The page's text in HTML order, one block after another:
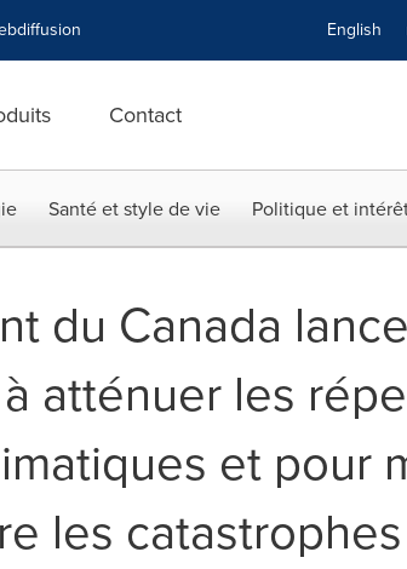
English
Contact
Santé et style de vie Politique et
du Canada
atténuer les
et pour
les